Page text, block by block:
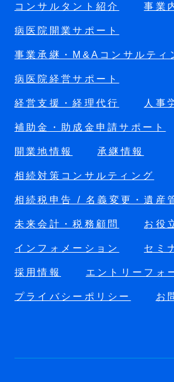
コンサルタント紹介 事業
病医院開業サポート
事業承継・M&Aコンサルティ
病医院経営サポート
経営支援・経理代行 人事
補助金・助成金申請サポート
開業地情報 承継情報
相続対策コンサルティング
相続税申告 / 名義変更・遺産
未来会計・税務顧問 お役
インフォメーション セミ
採用情報 エントリーフォ
プライバシーポリシー お